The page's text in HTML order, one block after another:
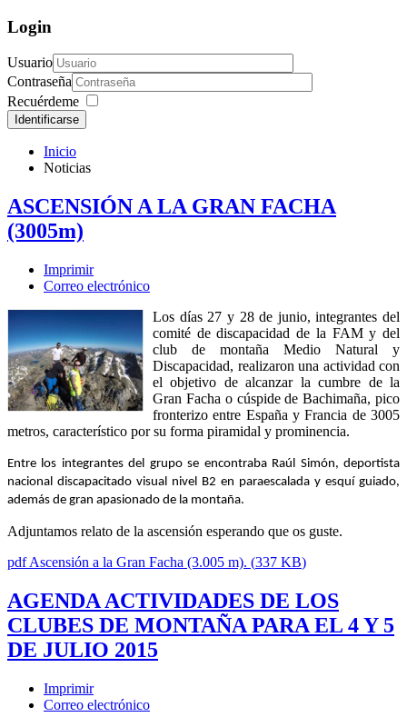
Login
Usuario
Contraseña
Recuérdeme
Identificarse
Inicio
Noticias
ASCENSIÓN A LA GRAN FACHA
(3005m)
Imprimir
Correo electrónico
Los días 27 y 28 de junio, integrantes del
comité de discapacidad de la FAM y del
club de montaña Medio Natural y
Discapacidad, realizaron una actividad con
el objetivo de alcanzar la cumbre de la
Gran Facha o cúspide de Bachimaña, pico
fronterizo entre España y Francia de 3005
metros, característico por su forma piramidal y prominencia.
Entre los integrantes del grupo se encontraba Raúl Simón, deportista
nacional discapacitado visual nivel B2 en paraescalada y esquí guiado,
además de gran apasionado de la montaña.
Adjuntamos relato de la ascensión esperando que os guste.
pdfAscensión a la Gran Facha (3.005 m). (337 KB)
AGENDA ACTIVIDADES DE LOS
CLUBES DE MONTAÑA PARA EL 4 Y 5
DE JULIO 2015
Imprimir
Correo electrónico